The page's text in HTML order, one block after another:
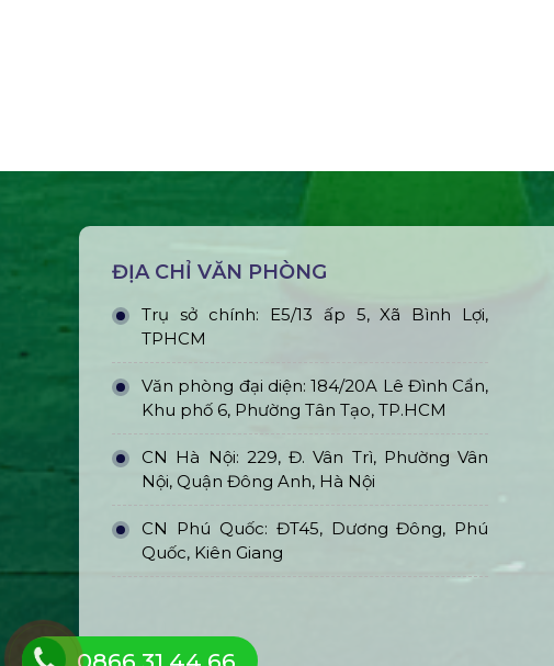
ĐỊA CHỈ VĂN PHÒNG
Trụ sở chính: E5/13 ấp 5, Xã Bình Lợi,
TPHCM
Văn phòng đại diện: 184/20A Lê Đình Cẩn,
Khu phố 6, Phường Tân Tạo, TP.HCM
CN Hà Nội: 229, Đ. Vân Trì, Phường Vân
Nội, Quận Đông Anh, Hà Nội
CN Phú Quốc: ĐT45, Dương Đông, Phú
Quốc, Kiên Giang